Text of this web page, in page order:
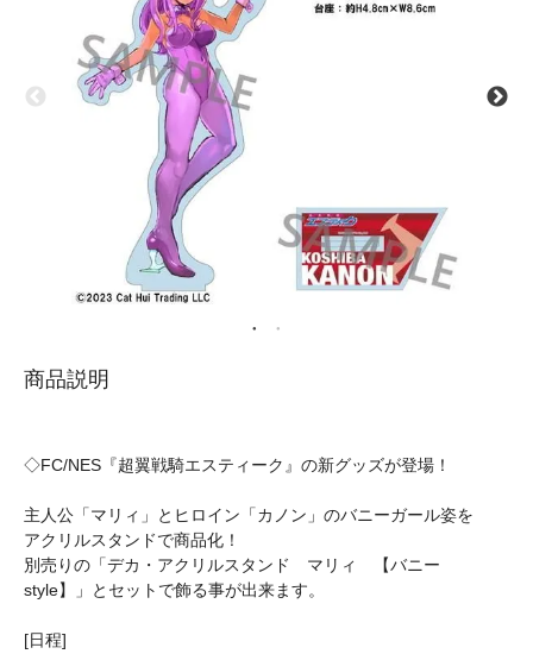
商品説明
◇FC/NES『超翼戦騎エスティーク』の新グッズが登場！
主人公「マリィ」とヒロイン「カノン」のバニーガール姿を
アクリルスタンドで商品化！
別売りの「デカ・アクリルスタンド マリィ 【バニー
style】」とセットで飾る事が出来ます。
[日程]